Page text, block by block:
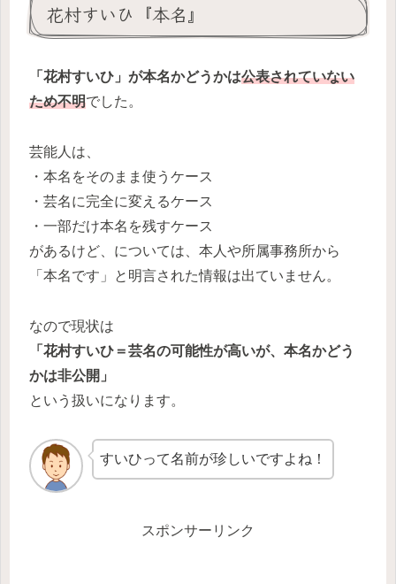
花村すいひ『本名』
「花村すいひ」が本名かどうかは公表されていない
ため不明でした。
芸能人は、
・本名をそのまま使うケース
・芸名に完全に変えるケース
・一部だけ本名を残すケース
があるけど、については、本人や所属事務所から
「本名です」と明言された情報は出ていません。
なので現状は
「花村すいひ＝芸名の可能性が高いが、本名かどう
かは非公開」
という扱いになります。
すいひって名前が珍しいですよね！
スポンサーリンク